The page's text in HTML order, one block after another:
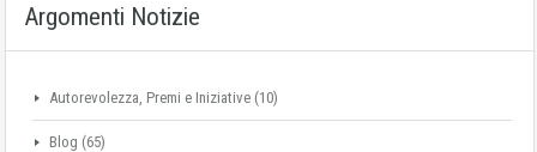
Argomenti Notizie
Autorevolezza, Premi e Iniziative (10)
Blog (65)